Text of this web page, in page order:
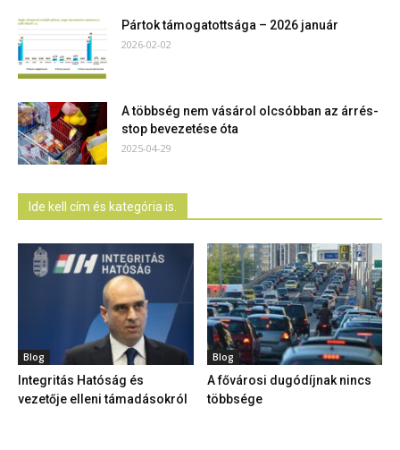
Pártok támogatottsága – 2026 január
2026-02-02
A többség nem vásárol olcsóbban az árrés-
stop bevezetése óta
2025-04-29
Ide kell cím és kategória is.
Blog
Integritás Hatóság és
vezetője elleni támadásokról
Blog
A fővárosi dugódíjnak nincs
többsége